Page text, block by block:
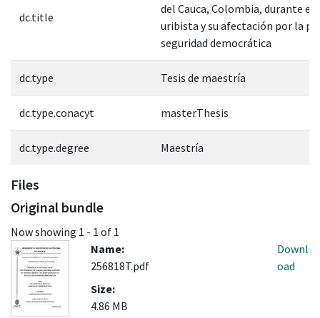
dc.title
del Cauca, Colombia, durante el
uribista y su afectación por la
seguridad democrática
dc.type Tesis de maestría
dc.type.conacyt masterThesis
dc.type.degree Maestría
Files
Original bundle
Now showing 1 - 1 of 1
Name:
256818T.pdf
Size:
4.86 MB
Downl
oad